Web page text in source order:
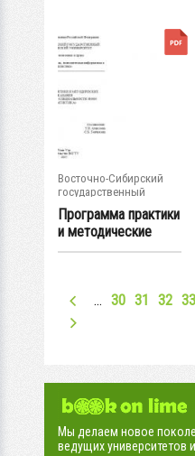
Восточно-Сибирский
государственный
университет...
Программа практики
и методические
указания для...
… 30 31 32 33
Мы делаем новое
ведущих университетов